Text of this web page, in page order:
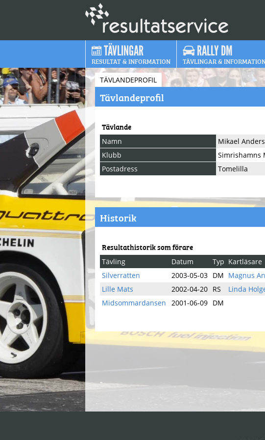
TÄVLINGAR
RESULTAT & INFORMATION
RALLY DM
TÄVLINGAR &
TÄVLANDEPROFIL
Tävlandeprofil
Tävlande
Namn
Mikael
Klubb
Simrishamns
Postadress
Tomelilla
Historik
Resultathistorik som förare
Tävling Datum Typ Kartläsare
Silverratten
2003-05-03 DM Magnus
Lille Mats
2002-04-20 RS Linda
Midsommardansen
2001-06-09 DM